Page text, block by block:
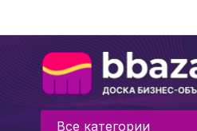
Все категории